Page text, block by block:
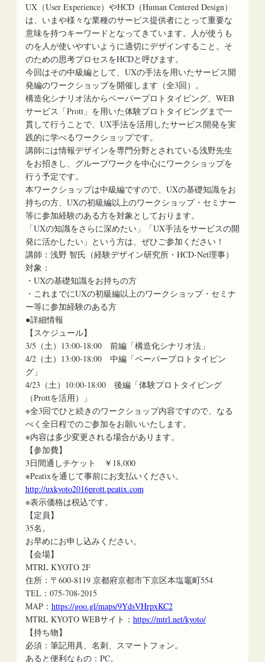
UX（User Experience）やHCD（Human Centered Design）
は、いまや様々な業種のサービス提供者にとって重要な
意味を持つキーワードとなってきています。人が使うも
のを人が使いやすいように適切にデザインすること。そ
のための思考プロセスをHCDと呼びます。
今回はその中級編として、UXの手法を用いたサービス開
発編のワークショップを開催します（全3回）。
構造化シナリオ法からペーパープロトタイピング、WEB
サービス「Prott」を用いた体験プロトタイピングまで一
貫して行うことで、UX手法を活用したサービス開発を実
践的に学べるワークショップです。
講師には情報デザインを専門分野とされている浅野先生
をお招きし、グループワークを中心にワークショップを
行う予定です。
本ワークショップは中級編ですので、UXの基礎知識をお
持ちの方、UXの初級編以上のワークショップ・セミナー
等に参加経験のある方を対象としております。
「UXの知識をさらに深めたい」「UX手法をサービスの開
発に活かしたい」という方は、ぜひご参加ください！
講師：浅野 智氏（経験デザイン研究所・HCD-Net理事）
対象：
・UXの基礎知識をお持ちの方
・これまでにUXの初級編以上のワークショップ・セミナ
ー等に参加経験のある方
●詳細情報
【スケジュール】
3/5（土）13:00-18:00 前編「構造化シナリオ法」
4/2（土）13:00-18:00 中編「ペーパープロトタイピン
グ」
4/23（土）10:00-18:00 後編「体験プロトタイピング
（Prottを活用）」
※全3回でひと続きのワークショップ内容ですので、なる
べく全日程でのご参加をお願いいたします。
※内容は多少変更される場合があります。
【参加費】
3日間通しチケット ￥18,000
※Peatixを通じて事前にお支払いください。
http://uxkyoto2016prott.peatix.com
※表示価格は税込です。
【定員】
35名。
お早めにお申し込みください。
【会場】
MTRL KYOTO 2F
住所：〒600-8119 京都府京都市下京区本塩竈町554
TEL：075-708-2015
MAP： https://goo.gl/maps/9YdsVHrpxKC2
MTRL KYOTO WEBサイト： https://mtrl.net/kyoto/
【持ち物】
必須：筆記用具、名刺、スマートフォン。
あると便利なもの：PC。